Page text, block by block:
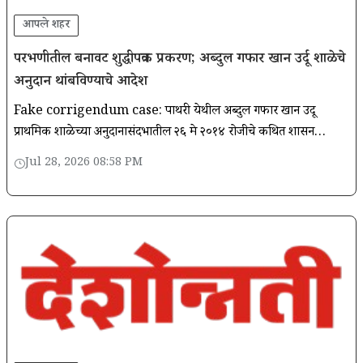
आपले शहर
परभणीतील बनावट शुद्धीपत्रक प्रकरण; अब्दुल गफार खान उर्दू शाळेचे
अनुदान थांबविण्याचे आदेश
Fake corrigendum case: पाथरी येथील अब्दुल गफार खान उर्दू
प्राथमिक शाळेच्या अनुदानासंदर्भातील २६ मे २०१४ रोजीचे कथित शासन
शुद्धीपत्रक हे शासनाकडून कधीच निर्गमित करण्यात आले नसल्याचे राज्य
शासन..
Jul 28, 2026 08:58 PM